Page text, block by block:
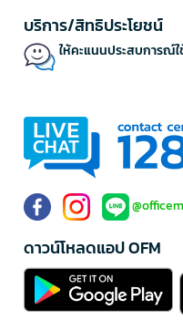
ชุดแบบแยกชิ้นช่วยให้คุณสามารถ
จำเป็นได้ตามลักษณะงาน เพิ่มค
เคลื่อนไหว เหมาะกับงานที่ไม่ต้อ
วิธีเลือกซื้อชุด PPE ใ
การเลือกชุด ppe ที่เหมาะสมไม่
ประสิทธิภาพในการป้องกันและค
เลือกซื้อ:
ประเมินความเสี่ยงในสถ
ประเภทใด เช่น สารเคมี
ความต้องการ
ตรวจสอบมาตรฐานและกา
รับรองตามมาตรฐานสากล
ความมั่นใจในคุณภาพ
วัสดุและความทนทาน - พิจ
บริการ/สิทธิประโยชน์
ให้คะแนนประสบการณ์ใ
ดาวน์โหลดแอป OFM